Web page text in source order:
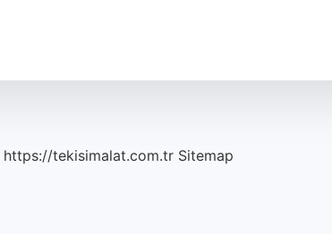
https://tekisimalat.com.tr Sitemap